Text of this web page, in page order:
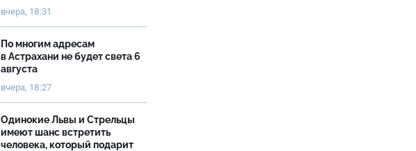
вчера, 18:31
По многим адресам
в Астрахани не будет света 6
августа
вчера, 18:27
Одинокие Львы и Стрельцы
имеют шанс встретить
человека, который подарит